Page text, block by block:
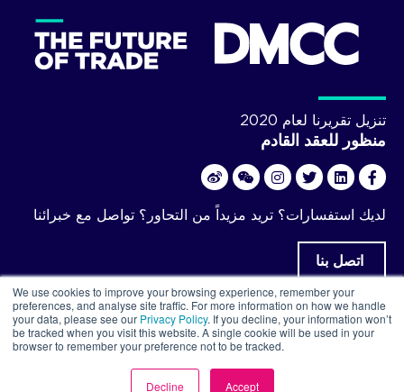
We use cookies to improve your browsing experience, remember your
preferences, and analyse site traffic. For more information on how we handle
your data, please see our Privacy Policy. If you decline, your information won’t
be tracked when you visit this website. A single cookie will be used in your
browser to remember your preference not to be tracked.
Accept
Decline
First name
Last name
Email
DMCC is committed to protecting and respecting your
privacy, and we’ll only use your personal information to
administer your account and to provide the products and
services you requested from DMCC & Partners. From time
to time, we would like to contact you through email or by
phone about our products and services, as well as other
تنزيل تقريرنا لعام 2020
منظور للعقد القادم
لديك استفسارات؟ تريد مزيداً من التحاور؟ تواصل مع خبرائنا
اتصل بنا
DMCC ©2026حقوق النشر